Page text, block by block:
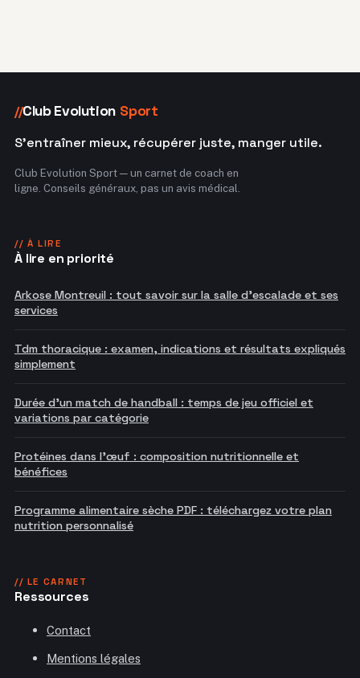
//Club Evolution Sport
S'entraîner mieux, récupérer juste, manger utile.
Club Evolution Sport — un carnet de coach en
ligne. Conseils généraux, pas un avis médical.
// À LIRE
À lire en priorité
Arkose Montreuil : tout savoir sur la salle d'escalade et ses
services
Tdm thoracique : examen, indications et résultats expliqués
simplement
Durée d'un match de handball : temps de jeu officiel et
variations par catégorie
Protéines dans l'œuf : composition nutritionnelle et
bénéfices
Programme alimentaire sèche PDF : téléchargez votre plan
nutrition personnalisé
// LE CARNET
Ressources
Contact
Mentions légales